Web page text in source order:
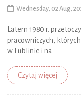
Wednesday, 02 Aug,
Latem 1980 r.
pracowniczych,
w Lublinie i na
Czytaj więcej